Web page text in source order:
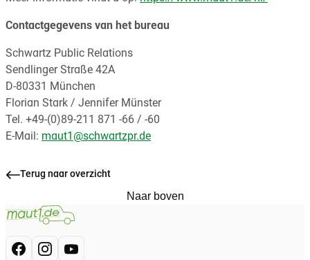
Contactgegevens van het bureau
Schwartz Public Relations
Sendlinger Straße 42A
D-80331 München
Florian Stark / Jennifer Münster
Tel. +49-(0)89-211 871 -66 / -60
E-Mail: maut1@schwartzpr.de
Terug naar overzicht
Naar boven